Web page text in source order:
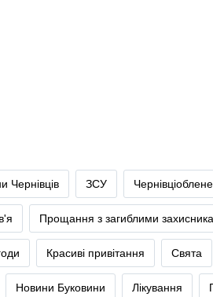
Чернівців ЗСУ
Прощання з загиблими
Красиві привітання Свята
Новини Буковини Лікування